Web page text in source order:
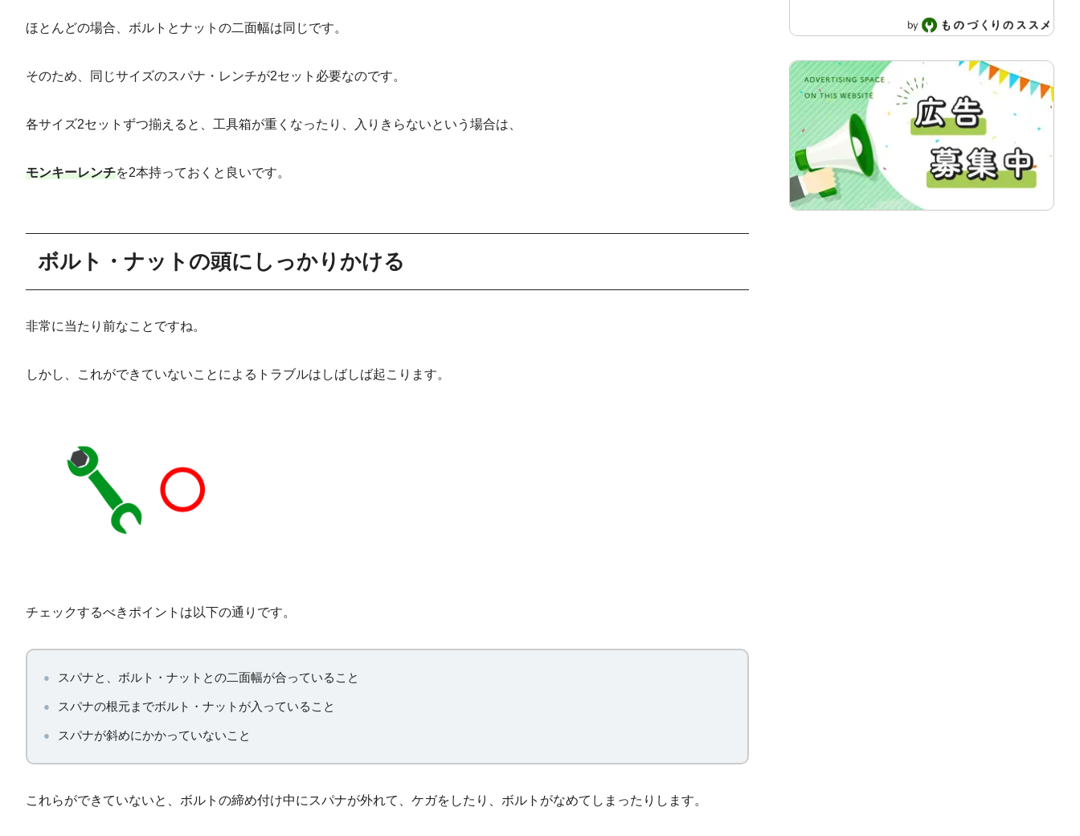
ほとんどの場合、ボルトとナットの二面幅は同じです。
そのため、同じサイズのスパナ・レンチが2セット必要なのです。
各サイズ2セットずつ揃えると、工具箱が重くなったり、入りきらないという場合は、
モンキーレンチを2本持っておくと良いです。
ボルト・ナットの頭にしっかりかける
非常に当たり前なことですね。
しかし、これができていないことによるトラブルはしばしば起こります。
チェックするべきポイントは以下の通りです。
スパナと、ボルト・ナットとの二面幅が合っていること
スパナの根元までボルト・ナットが入っていること
スパナが斜めにかかっていないこと
これらができていないと、ボルトの締め付け中にスパナが外れて、ケガをしたり、ボルトがなめてしまったりします。